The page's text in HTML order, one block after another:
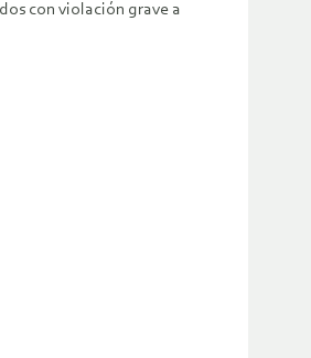
con violación grave a